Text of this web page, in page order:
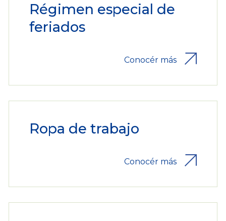
Régimen especial de
feriados
Conocér más
Ropa de trabajo
Conocér más